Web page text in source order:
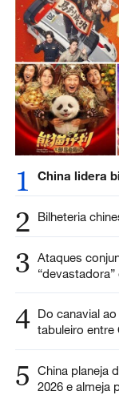
1 China lidera
2 Bilheteria
3 Ataques
“devastadora”
4 Do canavial
tabuleiro entre
5
China planeja
2026 e almeja